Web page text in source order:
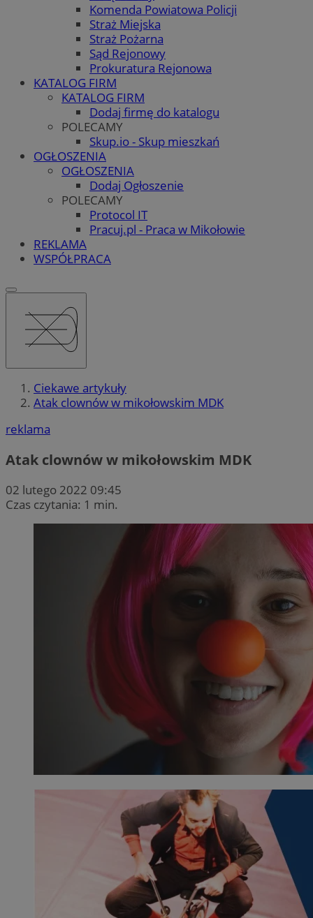
Komenda Powiatowa Policji
Straż Miejska
Straż Pożarna
Sąd Rejonowy
Prokuratura Rejonowa
KATALOG FIRM
KATALOG FIRM
Dodaj firmę do katalogu
POLECAMY
Skup.io - Skup mieszkań
OGŁOSZENIA
OGŁOSZENIA
Dodaj Ogłoszenie
POLECAMY
Protocol IT
Pracuj.pl - Praca w Mikołowie
REKLAMA
WSPÓŁPRACA
Ciekawe artykuły
Atak clownów w mikołowskim MDK
reklama
Atak clownów w mikołowskim MDK
02 lutego 2022 09:45
Czas czytania: 1 min.